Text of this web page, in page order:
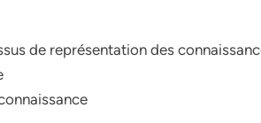
de représentation des